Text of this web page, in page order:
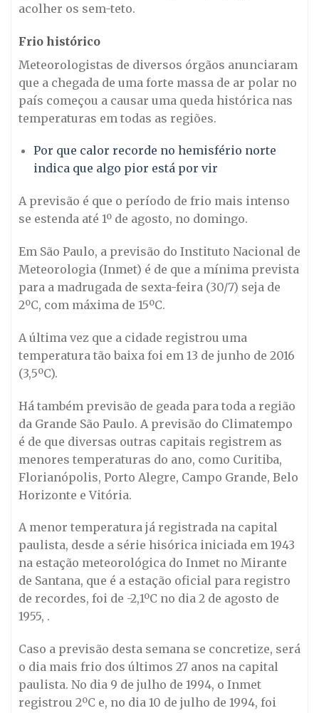
acolher os sem-teto.
Frio histórico
Meteorologistas de diversos órgãos anunciaram
que a chegada de uma forte massa de ar polar no
país começou a causar uma queda histórica nas
temperaturas em todas as regiões.
Por que calor recorde no hemisfério norte
indica que algo pior está por vir
A previsão é que o período de frio mais intenso
se estenda até 1º de agosto, no domingo.
Em São Paulo, a previsão do Instituto Nacional de
Meteorologia (Inmet) é de que a mínima prevista
para a madrugada de sexta-feira (30/7) seja de
2ºC, com máxima de 15ºC.
A última vez que a cidade registrou uma
temperatura tão baixa foi em 13 de junho de 2016
(3,5ºC).
Há também previsão de geada para toda a região
da Grande São Paulo. A previsão do Climatempo
é de que diversas outras capitais registrem as
menores temperaturas do ano, como Curitiba,
Florianópolis, Porto Alegre, Campo Grande, Belo
Horizonte e Vitória.
A menor temperatura já registrada na capital
paulista, desde a série hisórica iniciada em 1943
na estação meteorológica do Inmet no Mirante
de Santana, que é a estação oficial para registro
de recordes, foi de -2,1ºC no dia 2 de agosto de
1955, .
Caso a previsão desta semana se concretize, será
o dia mais frio dos últimos 27 anos na capital
paulista. No dia 9 de julho de 1994, o Inmet
registrou 2ºC e, no dia 10 de julho de 1994, foi